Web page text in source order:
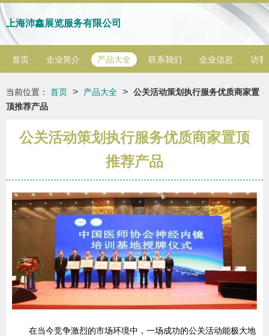
上海沛鑫展览服务有限公司
首页 企业简介 产品大全 联系我们 企业信息 访客
当前位置： 首页 > 产品大全 > 公关活动策划执行服务优质商家置
顶推荐产品
公关活动策划执行服务优质商家置顶
推荐产品
在当今竞争激烈的市场环境中，一场成功的公关活动能极大地